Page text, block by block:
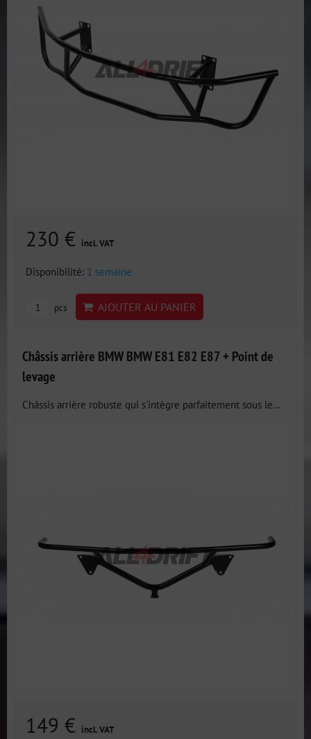
230 € incl. VAT
Disponibilité: 1 semaine
pcs AJOUTER AU PANIER
Châssis arrière BMW BMW E81 E82 E87 + Point de
levage
Châssis arrière robuste qui s'intègre parfaitement sous le...
149 € incl. VAT